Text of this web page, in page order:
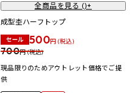
全商品を見る ()+
成型杢ハーフトップ
セール 500円 (税込)
700円 (税込)
現品限りのためアウトレット価格でご提
供